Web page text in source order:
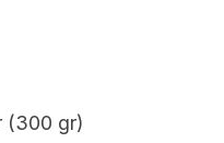
(300 gr)